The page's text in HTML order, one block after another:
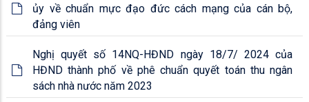
ủy về chuẩn mực đạo đức cách mạng của cán bộ,
đảng viên
Nghị quyết số 14NQ-HĐND ngày 18/7/ 2024 của
HĐND thành phố về phê chuẩn quyết toán thu ngân
sách nhà nước năm 2023